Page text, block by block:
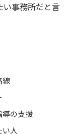
い事務所だと言
線
導の支援
人